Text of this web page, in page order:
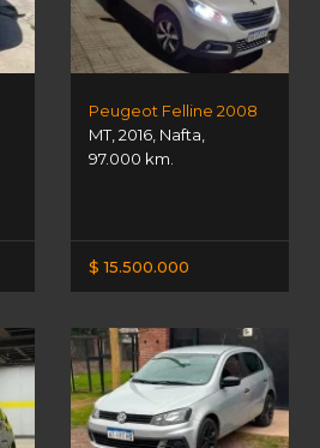
Peugeot Felline 2008
MT,2016 Nafta
97.000 km.
$ 15.500.000